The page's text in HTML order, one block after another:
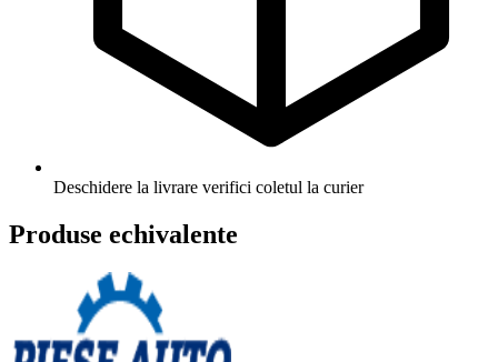
Deschidere la livrare verifici coletul la curier
Produse echivalente